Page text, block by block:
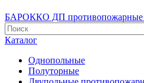
БАРОККО ДП противопожарные
Каталог
Однопольные
Полуторные